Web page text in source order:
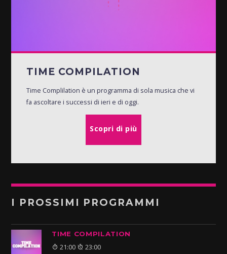
TIME COMPILATION
Time Complilation è un programma di sola musica che vi
fa ascoltare i successi di ieri e di oggi.
Scopri di più
I PROSSIMI PROGRAMMI
TIME COMPILATION
21:00 23:00